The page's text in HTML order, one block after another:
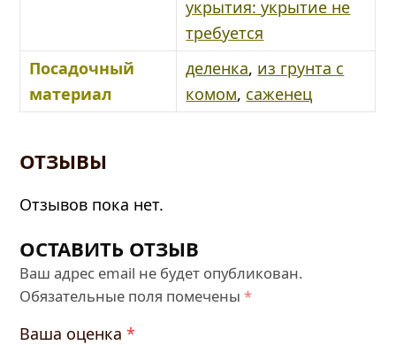
укрытия: укрытие не
требуется
Посадочный
материал
деленка, из грунта с
комом, саженец
ОТЗЫВЫ
Отзывов пока нет.
ОСТАВИТЬ ОТЗЫВ
Ваш адрес email не будет опубликован.
Обязательные поля помечены*
Ваша оценка*